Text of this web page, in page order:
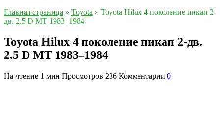
Главная страница » Toyota » Toyota Hilux 4 поколение пикап 2-
дв. 2.5 D MT 1983–1984
Toyota Hilux 4 поколение пикап 2-дв.
2.5 D MT 1983–1984
На чтение 1 мин Просмотров 236 Комментарии 0